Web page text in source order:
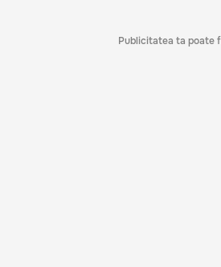
Publicitatea ta poate